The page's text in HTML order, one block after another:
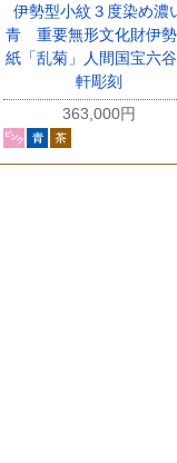
伊勢型小紋３度染め濃
青 重要無形文化財伊
紙「乱菊」人間国宝六
軒彫刻
363,000円